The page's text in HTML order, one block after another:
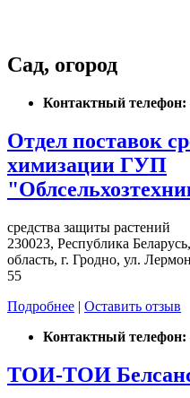
Сад, огород
Контактный телефон:
Отдел поставок
химизации ГУП
средства защиты растений
230023, Республика
область, г. Гродно, ул.
55
Подробнее | Оставить отзыв
Контактный телефон:
ТОИ-ТОИ